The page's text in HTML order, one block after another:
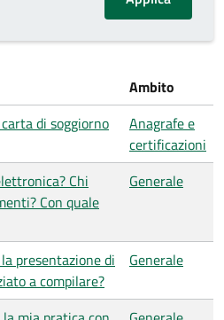
Ambito
di soggiorno
Anagrafe e
certificazioni
Chi
Con quale
Generale
presentazione di
a compilare?
Generale